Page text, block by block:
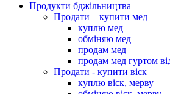
Продукти бджільництва
Продати – купити мед
куплю мед
обміняю мед
продам мед
продам мед гуртом
Продати - купити віск
куплю віск, мерву